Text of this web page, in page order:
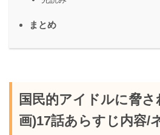
まとめ
国民的アイドルに脅
画)17話あらすじ内容/